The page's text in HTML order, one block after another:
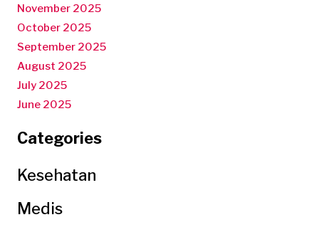
November 2025
October 2025
September 2025
August 2025
July 2025
June 2025
Categories
Kesehatan
Medis